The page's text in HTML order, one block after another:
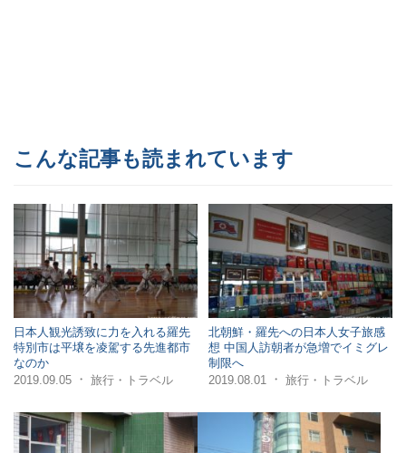
こんな記事も読まれています
日本人観光誘致に力を入れる羅先
特別市は平壌を凌駕する先進都市
なのか
2019.09.05 ・ 旅行・トラベル
北朝鮮・羅先への日本人女子旅感
想 中国人訪朝者が急増でイミグレ
制限へ
2019.08.01
・旅行・トラベル